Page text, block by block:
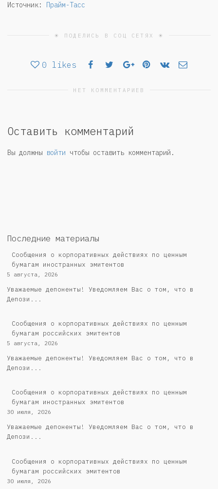
Источник:
Прайм-Тасс
☀ ПОДЕЛИСЬ В СОЦ СЕТЯХ ☀
0 likes
НЕТ КОММЕНТАРИЕВ
Оставить комментарий
Вы должны войти чтобы оставить комментарий.
Последние материалы
Сообщения о корпоративных действиях по ценным
бумагам иностранных эмитентов
5 августа, 2026
Уважаемые депоненты! Уведомляем Вас о том, что в
Депози...
Cообщения о корпоративных действиях по ценным
бумагам российских эмитентов
5 августа, 2026
Уважаемые депоненты! Уведомляем Вас о том, что в
Депози...
Сообщения о корпоративных действиях по ценным
бумагам иностранных эмитентов
30 июля, 2026
Уважаемые депоненты! Уведомляем Вас о том, что в
Депози...
Cообщения о корпоративных действиях по ценным
бумагам российских эмитентов
30 июля, 2026